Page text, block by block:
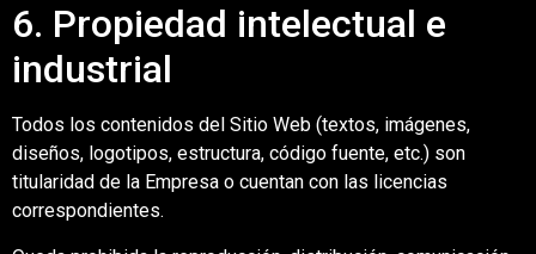
6. Propiedad intelectual e
industrial
Todos los contenidos del Sitio Web (textos, imágenes,
diseños, logotipos, estructura, código fuente, etc.) son
titularidad de la Empresa o cuentan con las licencias
correspondientes.